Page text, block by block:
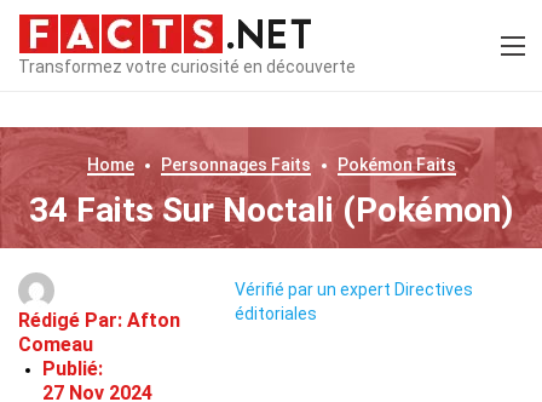
Transformez votre curiosité en découverte
Home Personnages Faits PokémonFaits
34 Faits Sur Noctali (Pokémon)
Rédigé Par: Afton
Comeau
Publié:
27 Nov 2024
Vérifié par un expert Directives
éditoriales